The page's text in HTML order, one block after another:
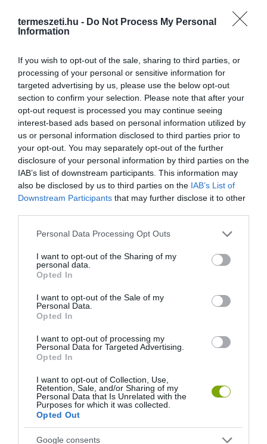
termeszeti.hu - Do Not Process My Personal
Information
If you wish to opt-out of the sale, sharing to third parties, or
processing of your personal or sensitive information for
targeted advertising by us, please use the below opt-out
section to confirm your selection. Please note that after your
opt-out request is processed you may continue seeing
interest-based ads based on personal information utilized by
us or personal information disclosed to third parties prior to
your opt-out. You may separately opt-out of the further
disclosure of your personal information by third parties on the
IAB’s list of downstream participants. This information may
also be disclosed by us to third parties on the IAB’s List of
Downstream Participants that may further disclose it to other
Please note that this website/app uses one or more Google
not limited to your visit or usage behaviour. You may click to
grant or deny consent to Google and its third-party tags to
use your data for below specified purposes in below Google
consent section.
Personal Data Processing Opt Outs
I want to opt-out of the Sharing of my
personal data.
Opted In
I want to opt-out of the Sale of my
Personal Data.
Opted In
I want to opt-out of processing my
Personal Data for Targeted Advertising.
Opted In
I want to opt-out of Collection, Use,
Retention, Sale, and/or Sharing of my
Personal Data that Is Unrelated with the
Purposes for which it was collected.
Opted Out
Google consents
A KORALLZÁTONY NEM CSAK
SZÍNES HALAKBÓL ÁLL: MOST
500 EDDIG ISMERETLEN
LAKÓJÁT MUTATTA MEG
HŐKUPOLA MAGYARORSZÁG
FELETT: MI EZ A LÁTHATATLAN
FEDŐ, ÉS MI TÖRTÉNIK
ALATTA A TERMÉSZETTEL?
2026-08-03
NEM CSAK A RITKASÁGOK
HÉTKÖZNAPI MADARAK ÉS
PILLANGÓK CSENDES
ELTŰNÉSE A NAGYOBB
VÉSZJEL
2026-08-03
MEGINT FINOMAN JELEZTE:
KORAI MÉG MINDENTUDÓNAK
HINNI MAGUNKAT